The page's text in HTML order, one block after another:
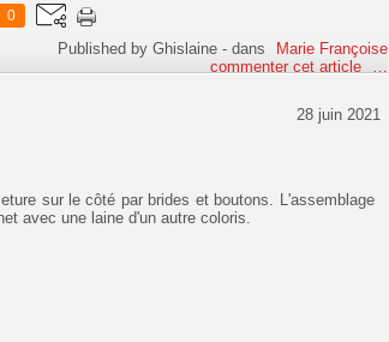
0
Published by Ghislaine -dans
Marie Françoise
commenter cet article
…
28 juin 2021
sur le côté par brides et boutons. L'assemblage
avec une laine d'un autre coloris.